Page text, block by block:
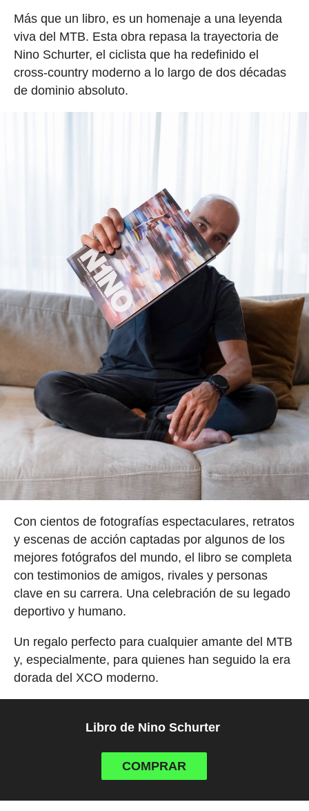
Más que un libro, es un homenaje a una leyenda
viva del MTB. Esta obra repasa la trayectoria de
Nino Schurter, el ciclista que ha redefinido el
cross-country moderno a lo largo de dos décadas
de dominio absoluto.
Con cientos de fotografías espectaculares, retratos
y escenas de acción captadas por algunos de los
mejores fotógrafos del mundo, el libro se completa
con testimonios de amigos, rivales y personas
clave en su carrera. Una celebración de su legado
deportivo y humano.
Un regalo perfecto para cualquier amante del MTB
y, especialmente, para quienes han seguido la era
dorada del XCO moderno.
Libro de Nino Schurter
COMPRAR